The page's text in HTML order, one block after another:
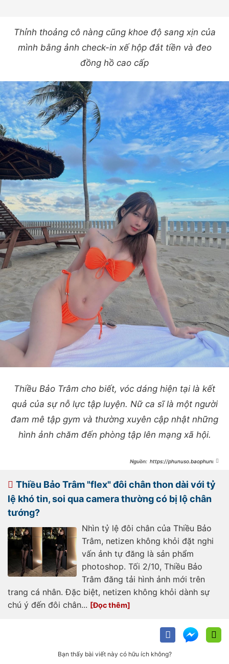
Thỉnh thoảng cô nàng cũng khoe độ sang xịn của
mình bằng ảnh check-in xế hộp đắt tiền và đeo
đồng hồ cao cấp
Thiều Bảo Trâm cho biết, vóc dáng hiện tại là kết
quả của sự nỗ lực tập luyện. Nữ ca sĩ là một người
đam mê tập gym và thường xuyên cập nhật những
hình ảnh chăm đến phòng tập lên mạng xã hội.
https://phunuso.baophunuth
thang-hang-vun-vut-dung-chuan-
co-gai-co-tinh-yeu-
Thiều Bảo Trâm "flex" đôi chân thon dài với tỷ
lệ khó tin, soi qua camera thường có bị lộ chân
tướng?
Nhìn tỷ lệ đôi chân của Thiều Bảo
Trâm, netizen không khỏi đặt nghi
vấn ảnh tự đăng là sản phẩm
photoshop. Tối 2/10, Thiều Bảo
Trâm đăng tải hình ảnh mới trên
trang cá nhân. Đặc biệt, netizen không khỏi dành sự
chú ý đến đôi chân...
Bạn thấy bài viết này có hữu ích không?